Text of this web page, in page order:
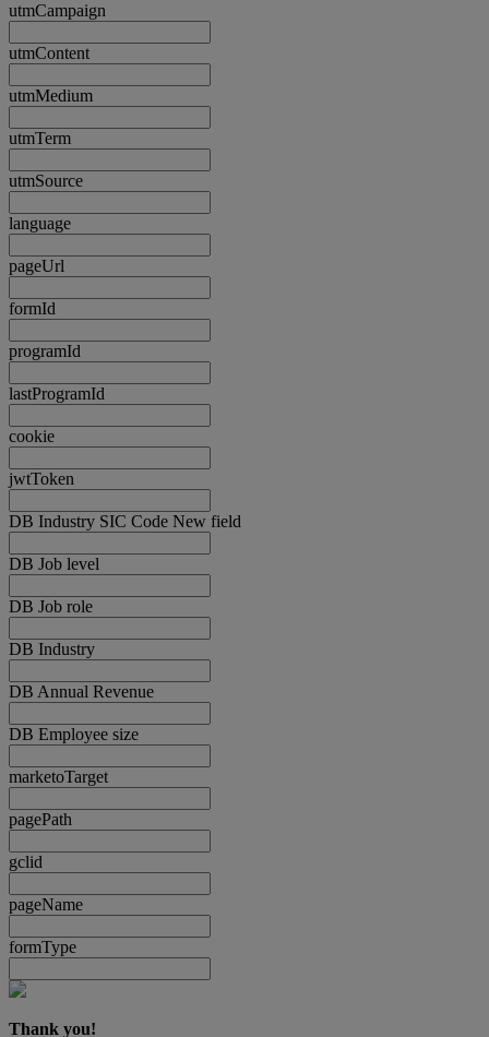
utmCampaign
utmContent
utmMedium
utmTerm
utmSource
language
pageUrl
formId
programId
lastProgramId
cookie
jwtToken
DB Industry SIC Code New field
DB Job level
DB Job role
DB Industry
DB Annual Revenue
DB Employee size
marketoTarget
pagePath
gclid
pageName
formType
Thank you!